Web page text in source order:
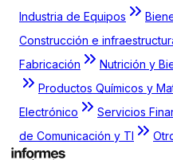
Industria de Equipos
Construcción e
Fabricación
Nutrición y
Productos Químicos y
Electrónico
Servicios
de Comunicación y TI